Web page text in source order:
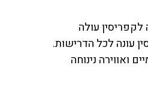
לקפריסין עולה
עונה לכל הדרישות.
ואווירה נינוחה